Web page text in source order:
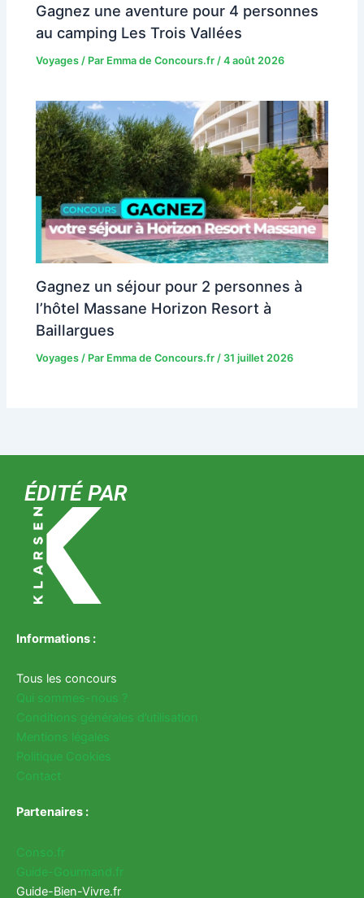
Gagnez une aventure pour 4 personnes
au camping Les Trois Vallées
Voyages / Par Emma de Concours.fr /4 août 2026
Gagnez un séjour pour 2 personnes à
l’hôtel Massane Horizon Resort à
Baillargues
Voyages / Par Emma de Concours.fr / 31 juillet 2026
ÉDITÉ PAR
Informations :
Tous les concours
Qui sommes-nous ?
Conditions générales d’utilisation
Mentions légales
Politique Cookies
Contact
Partenaires :
Conso.fr
Guide-Gourmand.fr
Guide-Bien-Vivre.fr